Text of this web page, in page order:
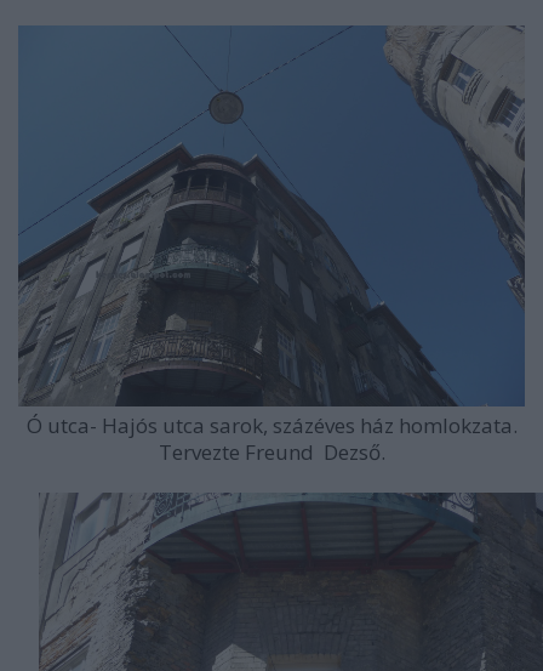
Ó utca- Hajós utca sarok, százéves ház homlokzata.
Tervezte Freund Dezső.